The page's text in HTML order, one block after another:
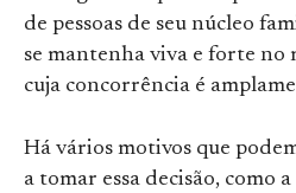
de pessoas de seu núcleo
se mantenha viva e forte no
cuja concorrência é
Há vários motivos que
a tomar essa decisão, como